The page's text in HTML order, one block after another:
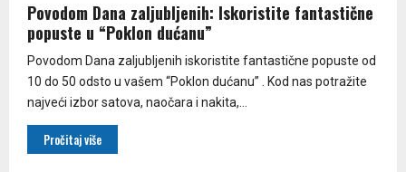
Povodom Dana zaljubljenih: Iskoristite fantastične
popuste u “Poklon dućanu”
Povodom Dana zaljubljenih iskoristite fantastične popuste od
10 do 50 odsto u vašem “Poklon dućanu” . Kod nas potražite
najveći izbor satova, naočara i nakita,...
Pročitaj više